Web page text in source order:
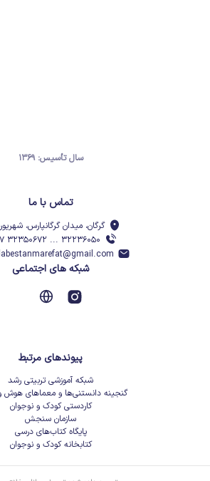
سال تأسیس: ۱۳۶۹
تماس با ما
گرگان، میدان گرگانپارس،
۳۲۲۳۶۰۵۰ ... ۳۲۳۵۰۶۷۲ ۰۱۷ کد
شبکه های اجتماعی
پیوندهای مرتبط
شبکه آموزشی تربیتی رشد
گنجینه دانستنی‌ها و معماهای هوش
کاردستی کودک و نوجوان
سازمان سنجش
پایگاه کتاب‌های درسی
کتابخانه کودک و نوجوان